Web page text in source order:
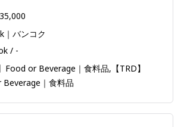
｜バンコク
/ -
Food or Beverage｜食料品,【TRD】
｜食料品